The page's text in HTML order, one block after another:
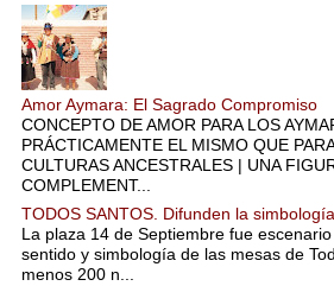
Amor Aymara: El Sagrado Compromiso
CONCEPTO DE AMOR PARA LOS
PRÁCTICAMENTE EL MISMO QUE
CULTURAS ANCESTRALES | UNA
COMPLEMENT...
TODOS SANTOS. Difunden la
La plaza 14 de Septiembre fue
sentido y simbología de las mesas de
menos 200 n...